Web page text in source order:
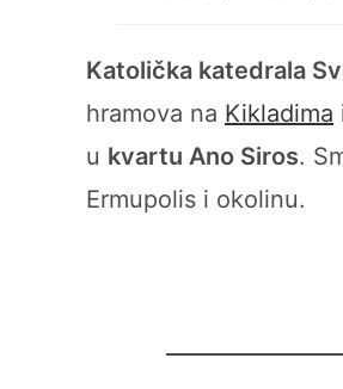
Katolička katedrala
hramova na Kikladima
u kvartu Ano Siros.
Ermupolis i okolinu.